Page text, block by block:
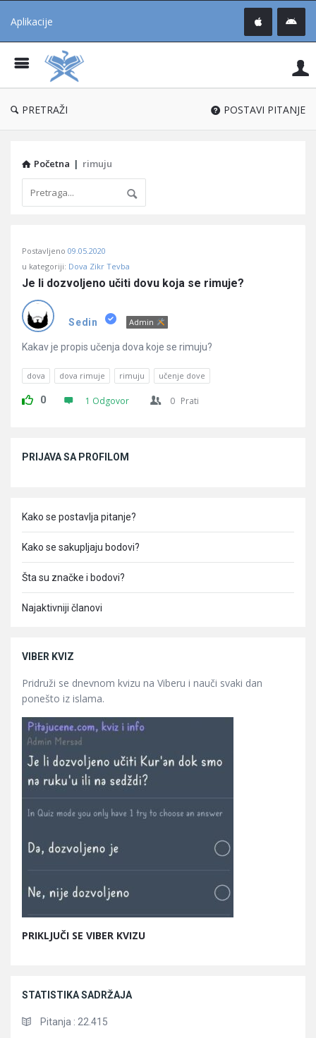
Aplikacije
®
PRETRAŽI POSTAVI PITANJE
Početna | rimuju
Učene
Latest
Pitanja
Postavljeno 09.05.2020
u kategoriji: Dova Zikr Tevba
Je li dozvoljeno učiti dovu koja se rimuje?
Sedin Admin
Kakav je propis učenja dova koje se rimuju?
dova dova rimuje rimuju učenje dove
0 1 Odgovor 0 Prati
PRIJAVA SA PROFILOM
Kako se postavlja pitanje?
Kako se sakupljaju bodovi?
Šta su značke i bodovi?
Najaktivniji članovi
VIBER KVIZ
Pridruži se dnevnom kvizu na Viberu i nauči svaki dan
ponešto iz islama.
PRIKLJUČI SE VIBER KVIZU
STATISTIKA SADRŽAJA
Pitanja : 22.415